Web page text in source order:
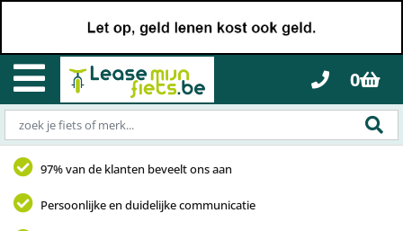
0
97% van de klanten beveelt ons aan
Persoonlijke en duidelijke communicatie